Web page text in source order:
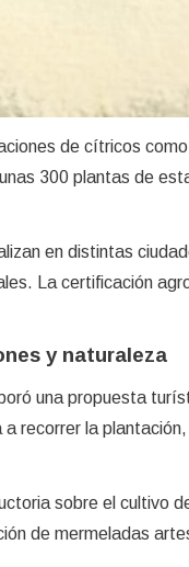
de cítricos
300 plantas de
en distintas
La certificación
y naturaleza
una propuesta
recorrer la
sobre el cultivo
de mermeladas